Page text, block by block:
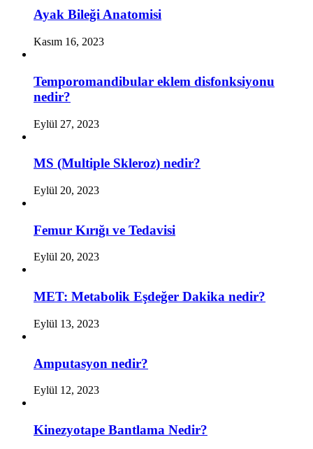
Ayak Bileği Anatomisi
Kasım 16, 2023
Temporomandibular eklem disfonksiyonu
nedir?
Eylül 27, 2023
MS (Multiple Skleroz) nedir?
Eylül 20, 2023
Femur Kırığı ve Tedavisi
Eylül 20, 2023
MET: Metabolik Eşdeğer Dakika nedir?
Eylül 13, 2023
Amputasyon nedir?
Eylül 12, 2023
Kinezyotape Bantlama Nedir?